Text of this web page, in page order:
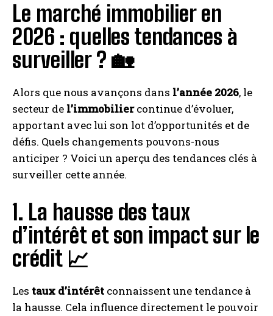
Le marché immobilier en
2026 : quelles tendances à
surveiller ? 🏡
Alors que nous avançons dans l’année 2026, le
secteur de l’immobiliercontinue d’évoluer,
apportant avec lui son lot d’opportunités et de
défis. Quels changements pouvons-nous
anticiper ? Voici un aperçu des tendances clés à
surveiller cette année.
1. La hausse des taux
d’intérêt et son impact sur le
crédit 📈
Les taux d’intérêt connaissent une tendance à
la hausse. Cela influence directement le pouvoir